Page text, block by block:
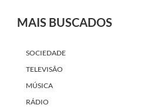
MAIS BUSCADOS
SOCIEDADE
TELEVISÃO
MÚSICA
RÁDIO